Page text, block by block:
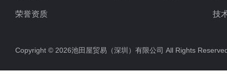
荣誉资质 技
Copyright © 2026池田屋贸易（深圳）有限公司 All Rights